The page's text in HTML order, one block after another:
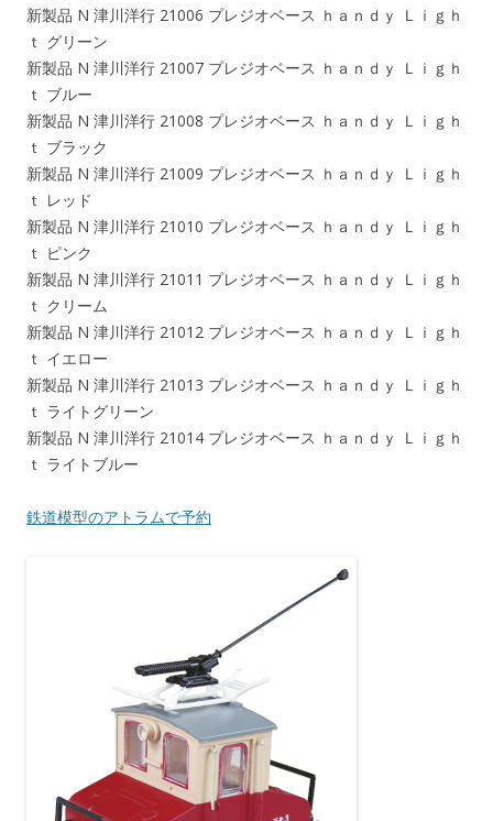
新製品 N 津川洋行 21006 プレジオベース ｈａｎｄｙ Ｌｉｇｈ
ｔ グリーン
新製品 N 津川洋行 21007 プレジオベース ｈａｎｄｙ Ｌｉｇｈ
ｔ ブルー
新製品 N 津川洋行 21008 プレジオベース ｈａｎｄｙ Ｌｉｇｈ
ｔ ブラック
新製品 N 津川洋行 21009 プレジオベース ｈａｎｄｙ Ｌｉｇｈ
ｔ レッド
新製品 N 津川洋行 21010 プレジオベース ｈａｎｄｙ Ｌｉｇｈ
ｔ ピンク
新製品 N 津川洋行 21011 プレジオベース ｈａｎｄｙ Ｌｉｇｈ
ｔ クリーム
新製品 N 津川洋行 21012 プレジオベース ｈａｎｄｙ Ｌｉｇｈ
ｔ イエロー
新製品 N 津川洋行 21013 プレジオベース ｈａｎｄｙ Ｌｉｇｈ
ｔ ライトグリーン
新製品 N 津川洋行 21014 プレジオベース ｈａｎｄｙ Ｌｉｇｈ
ｔ ライトブルー
鉄道模型のアトラムで予約